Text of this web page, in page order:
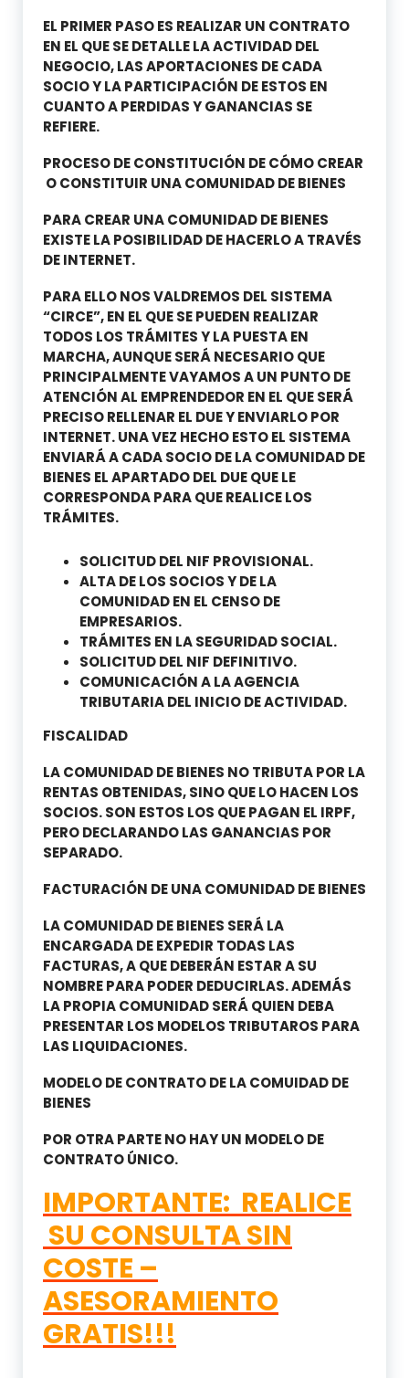
EL PRIMER PASO ES REALIZAR UN CONTRATO
EN EL QUE SE DETALLE LA ACTIVIDAD DEL
NEGOCIO, LAS APORTACIONES DE CADA
SOCIO Y LA PARTICIPACIÓN DE ESTOS EN
CUANTO A PERDIDAS Y GANANCIAS SE
REFIERE.
PROCESO DE CONSTITUCIÓN DE CÓMO CREAR
O CONSTITUIR UNA COMUNIDAD DE BIENES
PARA CREAR UNA COMUNIDAD DE BIENES
EXISTE LA POSIBILIDAD DE HACERLO A TRAVÉS
DE INTERNET.
PARA ELLO NOS VALDREMOS DEL SISTEMA
“CIRCE”, EN EL QUE SE PUEDEN REALIZAR
TODOS LOS TRÁMITES Y LA PUESTA EN
MARCHA, AUNQUE SERÁ NECESARIO QUE
PRINCIPALMENTE VAYAMOS A UN PUNTO DE
ATENCIÓN AL EMPRENDEDOR EN EL QUE SERÁ
PRECISO RELLENAR EL DUE Y ENVIARLO POR
INTERNET. UNA VEZ HECHO ESTO EL SISTEMA
ENVIARÁ A CADA SOCIO DE LA COMUNIDAD DE
BIENES EL APARTADO DEL DUE QUE LE
CORRESPONDA PARA QUE REALICE LOS
TRÁMITES.
SOLICITUD DEL NIF PROVISIONAL.
ALTA DE LOS SOCIOS Y DE LA
COMUNIDAD EN EL CENSO DE
EMPRESARIOS.
TRÁMITES EN LA SEGURIDAD SOCIAL.
SOLICITUD DEL NIF DEFINITIVO.
COMUNICACIÓN A LA AGENCIA
TRIBUTARIA DEL INICIO DE ACTIVIDAD.
FISCALIDAD
LA COMUNIDAD DE BIENES NO TRIBUTA POR LA
RENTAS OBTENIDAS, SINO QUE LO HACEN LOS
SOCIOS. SON ESTOS LOS QUE PAGAN EL IRPF,
PERO DECLARANDO LAS GANANCIAS POR
SEPARADO.
FACTURACIÓN DE UNA COMUNIDAD DE BIENES
LA COMUNIDAD DE BIENES SERÁ LA
ENCARGADA DE EXPEDIR TODAS LAS
FACTURAS, A QUE DEBERÁN ESTAR A SU
NOMBRE PARA PODER DEDUCIRLAS. ADEMÁS
LA PROPIA COMUNIDAD SERÁ QUIEN DEBA
PRESENTAR LOS MODELOS TRIBUTAROS PARA
LAS LIQUIDACIONES.
MODELO DE CONTRATO DE LA COMUIDAD DE
BIENES
POR OTRA PARTE NO HAY UN MODELO DE
CONTRATO ÚNICO.
IMPORTANTE: REALICE
SU CONSULTA SIN
COSTE –
ASESORAMIENTO
GRATIS!!!